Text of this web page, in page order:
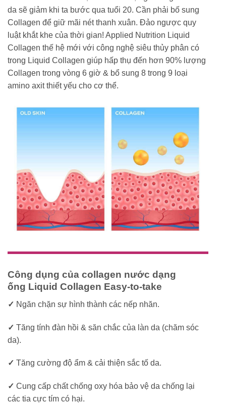
da sẽ giảm khi ta bước qua tuổi 20. Cần phải bố sung
Collagen để giữ mãi nét thanh xuân. Đảo ngược quy
luật khắt khe của thời gian! Applied Nutrition Liquid
Collagen thế hệ mới với công nghệ siêu thủy phân có
trong Liquid Collagen giúp hấp thụ đến hơn 90% lượng
Collagen trong vòng 6 giờ & bổ sung 8 trong 9 loại
amino axit thiết yếu cho cơ thể.
Công dụng của collagen nước dạng
ống Liquid Collagen Easy-to-take
✓ Ngăn chặn sự hình thành các nếp nhăn.
✓ Tăng tính đàn hồi & săn chắc của làn da (chăm sóc
da).
✓ Tăng cường độ ẩm & cải thiện sắc tố da.
✓ Cung cấp chất chống oxy hóa bảo vệ da chống lại
các tia cực tím có hại.